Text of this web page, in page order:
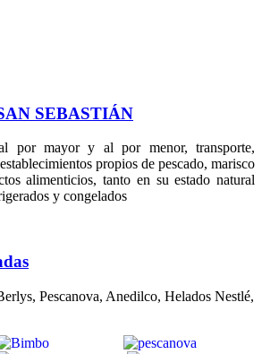
SEBASTIÁN
por mayor y al por menor, transporte,
propios de pescado, marisco
alimenticios, tanto en su estado natural
y congelados
Pescanova, Anedilco, Helados Nestlé,